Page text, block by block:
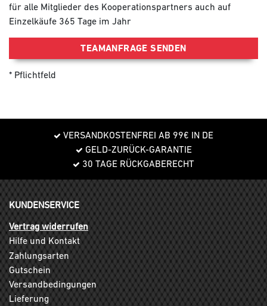
für alle Mitglieder des Kooperationspartners auch auf
Einzelkäufe 365 Tage im Jahr
TEAMANFRAGE SENDEN
Pflichtfeld
VERSANDKOSTENFREI AB 99€ IN DE
GELD-ZURÜCK-GARANTIE
30 TAGE RÜCKGABERECHT
KUNDENSERVICE
Vertrag widerrufen
Hilfe und Kontakt
Zahlungsarten
Gutschein
Versandbedingungen
Lieferung